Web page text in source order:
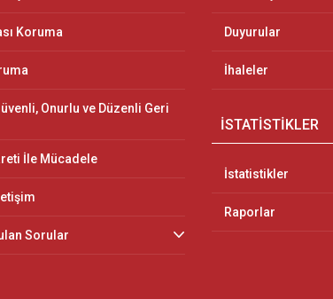
Koruma
Onurlu ve Düzenli Geri
İle Mücadele
Sorular
Duyurular
İhaleler
İSTATİSTİKLER
İstatistikler
Raporlar